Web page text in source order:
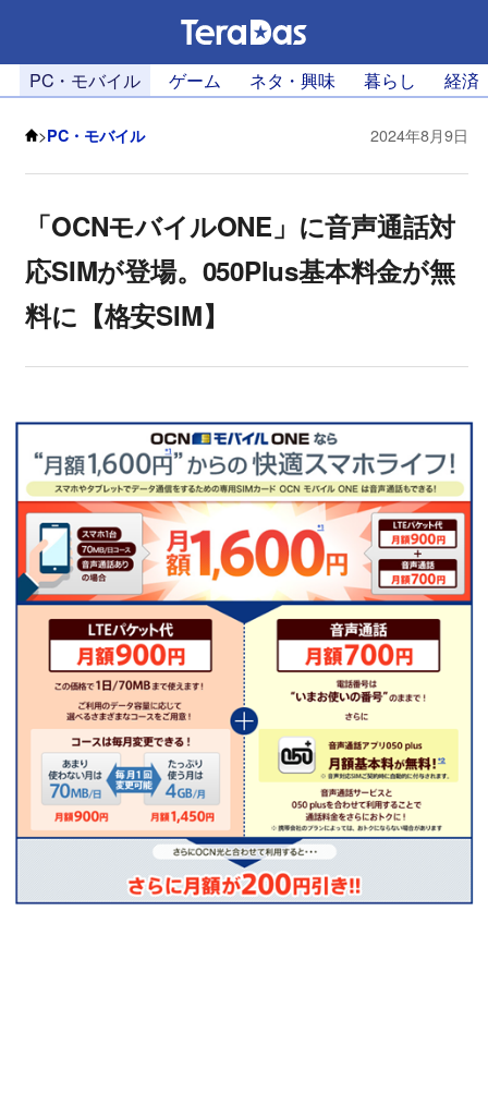
PC・モバイル ゲーム ネタ・興味 暮らし 経済
>PC・モバイル 2024年8月9日
「OCNモバイルONE」に音声通話対
応SIMが登場。050Plus基本料金が無
料に【格安SIM】